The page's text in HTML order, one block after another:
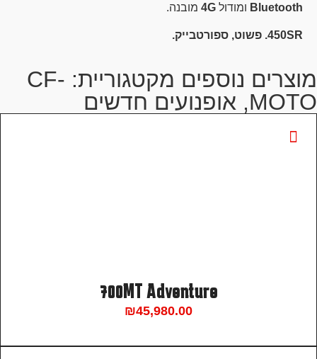
Bluetooth ומודול 4G מובנה.
450SR. פשוט, ספורטבייק.
מוצרים נוספים מקטגוריית: CF-
MOTO
, אופנועים חדשים
700MT Adventure
₪45,980.00